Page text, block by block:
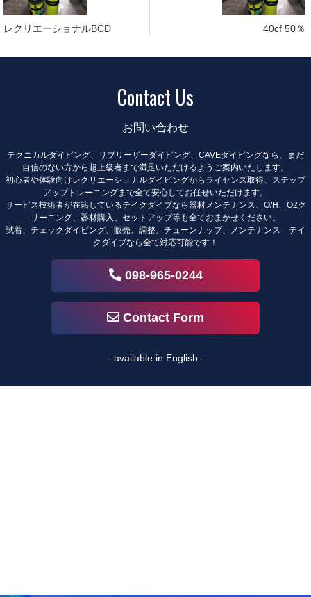
レクリエーショナルBCD 40cf 50％
Contact Us
お問い合わせ
テクニカルダイビング、リブリーザーダイビング、CAVEダイビングなら、まだ
自信のない方から超上級者まで満足いただけるようご案内いたします。
初心者や体験向けレクリエーショナルダイビングからライセンス取得、ステップ
アップトレーニングまで全て安心してお任せいただけます。
サービス技術者が在籍しているテイクダイブなら器材メンテナンス、O/H、O2ク
リーニング、器材購入、セットアップ等も全ておまかせください。
試着、チェックダイビング、販売、調整、チューンナップ、メンテナンス テイ
クダイブなら全て対応可能です！
098-965-0244
Contact Form
- available in English -